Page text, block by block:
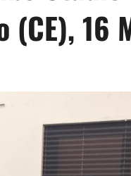
(CE), 16